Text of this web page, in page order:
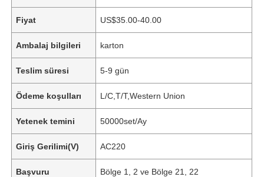
Fiyat US$35.00-40.00
Ambalaj bilgileri karton
Teslim süresi 5-9 gün
Ödeme koşulları L/C,T/T,Western Union
Yetenek temini 50000set/Ay
Giriş Gerilimi(V) AC220
Başvuru Bölge 1, 2 ve Bölge 21, 22